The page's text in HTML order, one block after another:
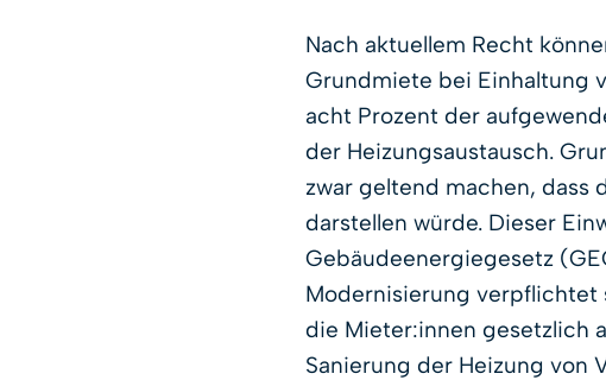
Nach aktuellem Recht
Grundmiete bei Einhaltung
acht Prozent der
der Heizungsaustausch.
zwar geltend machen,
darstellen würde. Dieser
Gebäudeenergiegesetz
Modernisierung verpflichtet
die Mieter:innen gesetzlich
Sanierung der Heizung von